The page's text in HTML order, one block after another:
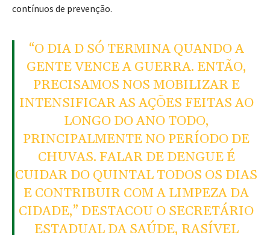
contínuos de prevenção.
“O DIA D SÓ TERMINA QUANDO A
GENTE VENCE A GUERRA. ENTÃO,
PRECISAMOS NOS MOBILIZAR E
INTENSIFICAR AS AÇÕES FEITAS AO
LONGO DO ANO TODO,
PRINCIPALMENTE NO PERÍODO DE
CHUVAS. FALAR DE DENGUE É
CUIDAR DO QUINTAL TODOS OS DIAS
E CONTRIBUIR COM A LIMPEZA DA
CIDADE,” DESTACOU O SECRETÁRIO
ESTADUAL DA SAÚDE, RASÍVEL